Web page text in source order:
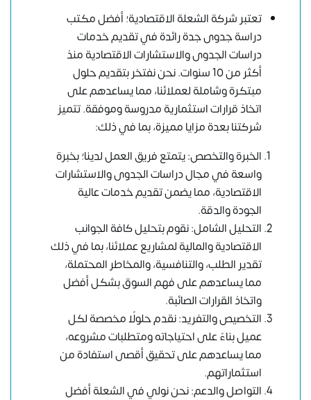
تعتبر شركة الشعلة الاقتصادية؛ أفضل مكتب
دراسة جدوى جدة رائدة في تقديم خدمات
دراسات الجدوى والاستشارات الاقتصادية منذ
أكثر من 10 سنوات. نحن نفتخر بتقديم حلول
مبتكرة وشاملة لعملائنا، مما يساعدهم على
اتخاذ قرارات استثمارية مدروسة وموفقة. تتميز
شركتنا بعدة مزايا مميزة، بما في ذلك:
الخبرة والتخصص: يتمتع فريق العمل لدينا؛ بخبرة
واسعة في مجال دراسات الجدوى والاستشارات
الاقتصادية، مما يضمن تقديم خدمات عالية
الجودة والدقة.
التحليل الشامل: نقوم بتحليل كافة الجوانب
الاقتصادية والمالية لمشاريع عملائنا، بما في ذلك
تقدير الطلب، والتنافسية، والمخاطر المحتملة،
مما يساعدهم على فهم السوق بشكل أفضل
واتخاذ القرارات الصائبة.
التخصيص والتفريد: نقدم حلولًا مخصصة لكل
عميل بناءً على احتياجاته ومتطلبات مشروعه،
مما يساعدهم على تحقيق أقصى استفادة من
استثماراتهم.
التواصل والدعم: نحن نولي في الشعلة أفضل